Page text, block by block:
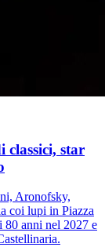
star
Aronofsky,
coi lupi in Piazza
anni nel 2027 e